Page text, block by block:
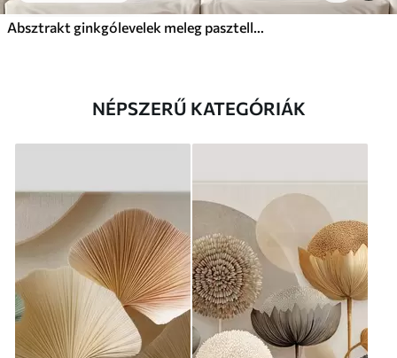
Absztrakt ginkgólevelek meleg pasztell színekben
NÉPSZERŰ KATEGÓRIÁK